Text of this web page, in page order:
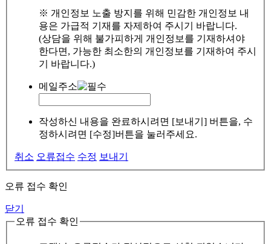
※ 개인정보 노출 방지를 위해 민감한 개인정보 내
용은 가급적 기재를 자제하여 주시기 바랍니다.
(상담을 위해 불가피하게 개인정보를 기재하셔야
한다면, 가능한 최소한의 개인정보를 기재하여 주시
기 바랍니다.)
메일주소
작성하신 내용을 완료하시려면 [보내기] 버튼을, 수
정하시려면 [수정]버튼을 눌러주세요.
취소 오류접수 수정 보내기
오류 접수 확인
닫기
오류 접수 확인